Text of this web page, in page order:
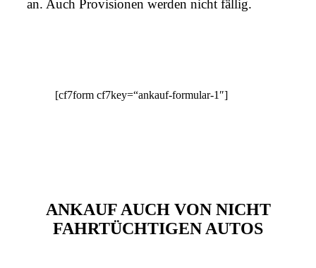
an. Auch Provisionen werden nicht fällig.
[cf7form cf7key=“ankauf-formular-1″]
ANKAUF AUCH VON NICHT
FAHRTÜCHTIGEN AUTOS